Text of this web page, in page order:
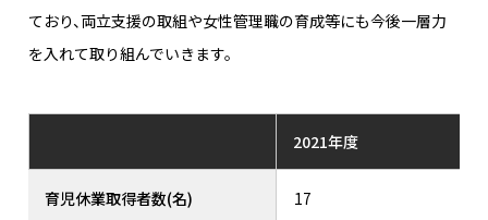
ており、両立支援の取組や女性管理職の育成等にも今後一層力
を入れて取り組んでいきます。
2021年度
育児休業取得者数(名) 17